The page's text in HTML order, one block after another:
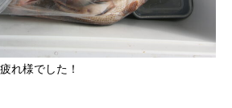
れ様でした！